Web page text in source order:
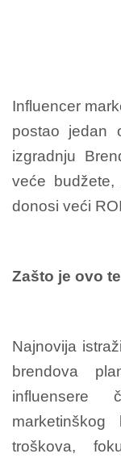
Influencer
postao jedan
izgradnju
veće
donosi veći
Zašto je ovo
Najnovija
brendova
influensere
troškova,